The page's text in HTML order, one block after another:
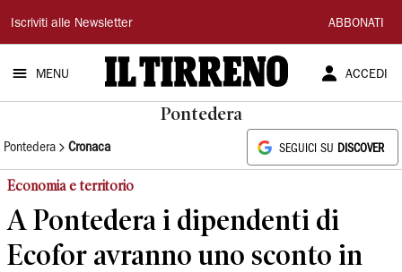
Il
Tirreno
Iscriviti alle Newsletter ABBONATI
MENU ACCEDI
Pontedera
Pontedera Cronaca SEGUICI SU DISCOVER
Economia e territorio
A Pontedera i dipendenti di
Ecofor avranno uno sconto in